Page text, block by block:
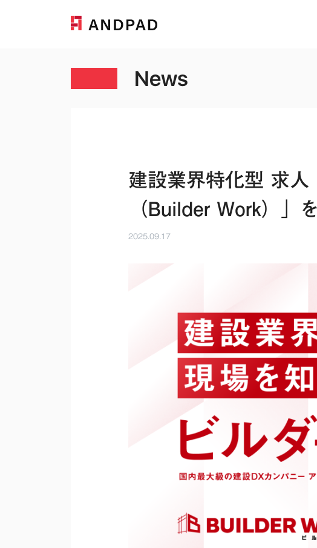
News
建設業界特化型 求人
（Builder Work）」
2025.09.17